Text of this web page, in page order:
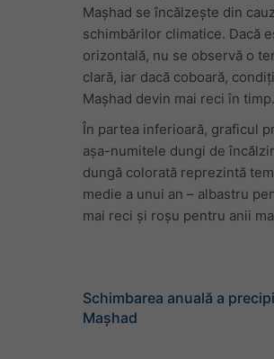
Mașhad se încălzește din
schimbărilor climatice. Dacă
orizontală, nu se observă o
clară, iar dacă coboară,
Mașhad devin mai reci în timp.
În partea inferioară, graficul
așa-numitele dungi de
dungă colorată reprezintă
medie a unui an – albastru
mai reci și roșu pentru anii
Schimbarea anuală a
Mașhad